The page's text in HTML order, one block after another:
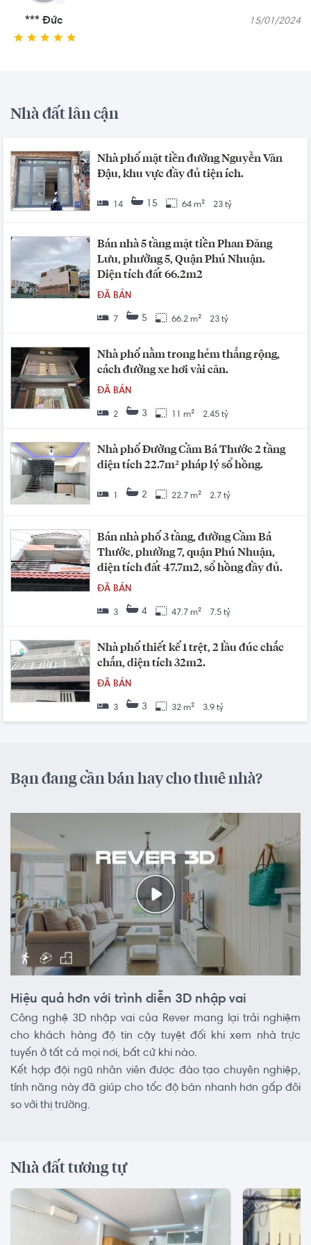
*** Đức 15/01/2024
Nhà đất lân cận
Nhà phố mặt tiền đường Nguyễn Văn
Đậu, khu vực đầy đủ tiện ích.
14 15 64 m² 23 tỷ
Bán nhà 5 tầng mặt tiền Phan Đăng
Lưu, phường 5, Quận Phú Nhuận.
Diện tích đất 66.2m2
ĐÃ BÁN
7 5 66.2 m² 23 tỷ
Nhà phố nằm trong hẻm thẳng rộng,
cách đường xe hơi vài căn.
ĐÃ BÁN
2 3 11 m² 2.45 tỷ
Nhà phố Đường Cầm Bá Thước 2 tầng
diện tích 22.7m² pháp lý sổ hồng.
2 22.7 m² 2.7 tỷ
Bán nhà phố 3 tầng, đường Cầm Bá
Thước, phường 7, quận Phú Nhuận,
diện tích đất 47.7m2, sổ hồng đầy đủ.
ĐÃ BÁN
3 4 47.7 m² 7.5 tỷ
Nhà phố thiết kế 1 trệt, 2 lầu đúc chắc
chắn, diện tích 32m2.
ĐÃ BÁN
3 3 32 m² 3.9 tỷ
Bạn đang cần bán hay cho thuê nhà?
Hiệu quả hơn với trình diễn 3D nhập vai
Công nghệ 3D nhập vai của Rever mang lại trải nghiệm
cho khách hàng độ tin cậy tuyệt đối khi xem nhà trực
tuyến ở tất cả mọi nơi, bất cứ khi nào.
Kết hợp đội ngũ nhân viên được đào tạo chuyên nghiệp,
tính năng này đã giúp cho tốc độ bán nhanh hơn gấp đôi
so với thị trường.
Nhà đất tương tự